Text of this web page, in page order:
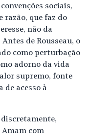
sociais,
razão, que faz do
não da
de Rousseau, o
como perturbação
adorno da vida
supremo, fonte
de acesso à
discretamente,
Amam com